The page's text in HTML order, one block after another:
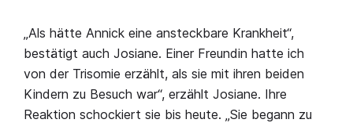
„Als hätte Annick eine ansteckbare Krankheit“,
bestätigt auch Josiane. Einer Freundin hatte ich
von der Trisomie erzählt, als sie mit ihren beiden
Kindern zu Besuch war“, erzählt Josiane. Ihre
Reaktion schockiert sie bis heute. „Sie begann zu